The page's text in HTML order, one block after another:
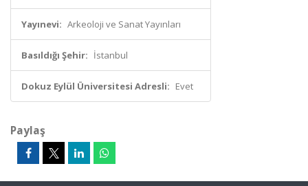
Yayınevi: Arkeoloji ve Sanat Yayınları
Basıldığı Şehir: İstanbul
Dokuz Eylül Üniversitesi Adresli: Evet
Paylaş